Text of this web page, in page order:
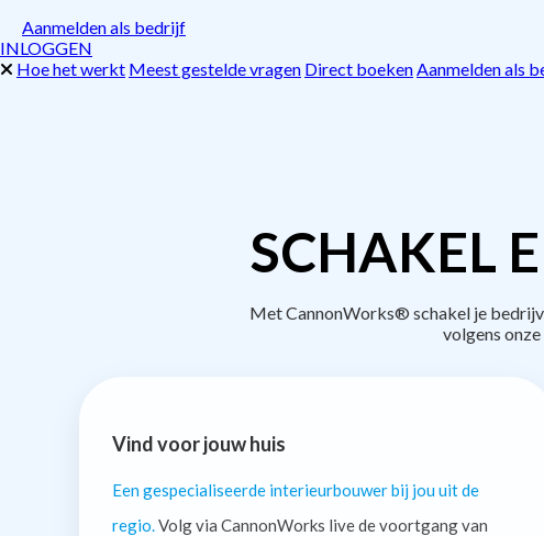
Aanmelden als bedrijf
INLOGGEN
Hoe het werkt Meest gestelde vragen Direct boekenAanmelden als
SCHAKEL
Met CannonWorks® schakel je
volgens
Vind voor jouw huis
Een gespecialiseerde interieurbouwer bij jou uit de
regio. Volg via CannonWorks live de voortgang van